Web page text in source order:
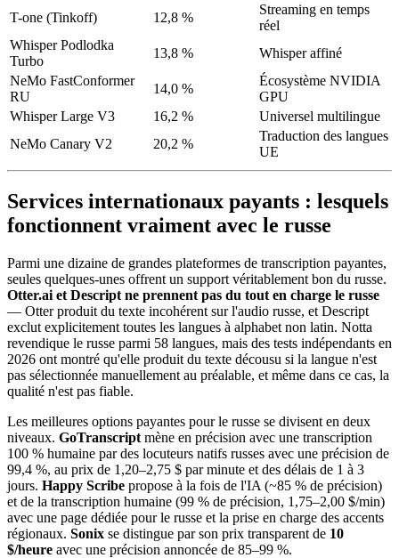
T-one (Tinkoff) 12,8 %
Streaming en temps
réel
Whisper Podlodka
Turbo
13,8 %
Whisper affiné
NeMo FastConformer
RU
14,0 %
Écosystème NVIDIA
GPU
Whisper Large V3
16,2 %
Universel multilingue
NeMo Canary V2
20,2 %
Traduction des langues
UE
Services internationaux payants : lesquels
fonctionnent vraiment avec le russe
Parmi une dizaine de grandes plateformes de transcription payantes,
seules quelques-unes offrent un support véritablement bon du russe.
Otter.ai et Descript ne prennent pas du tout en charge le russe
— Otter produit du texte incohérent sur l'audio russe, et Descript
exclut explicitement toutes les langues à alphabet non latin. Notta
revendique le russe parmi 58 langues, mais des tests indépendants en
2026 ont montré qu'elle produit du texte décousu si la langue n'est
pas sélectionnée manuellement au préalable, et même dans ce cas, la
qualité n'est pas fiable.
Les meilleures options payantes pour le russe se divisent en deux
niveaux. GoTranscript mène en précision avec une transcription
100 % humaine par des locuteurs natifs russes avec une précision de
99,4 %, au prix de 1,20–2,75 $ par minute et des délais de 1 à 3
jours. Happy Scribe propose à la fois de l'IA (~85 % de précision)
et de la transcription humaine (99 % de précision, 1,75–2,00 $/min)
avec une page dédiée pour le russe et la prise en charge des accents
régionaux. Sonix se distingue par son prix transparent de 10
$/heure avec une précision annoncée de 85–99 %.